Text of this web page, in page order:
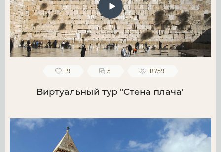
19 5 18759
Виртуальный тур "Стена плача"